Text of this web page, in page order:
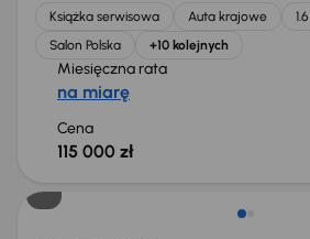
Książka serwisowa Auta krajowe
Salon Polska
+10 kolejnych
Miesięczna rata
na miarę
Cena
115 000 zł
Możliwość odliczenia VAT